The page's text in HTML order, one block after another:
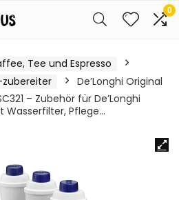
0
Tee und Espresso
De’Longhi Original
– Zubehör für De’Longhi
Pflege…